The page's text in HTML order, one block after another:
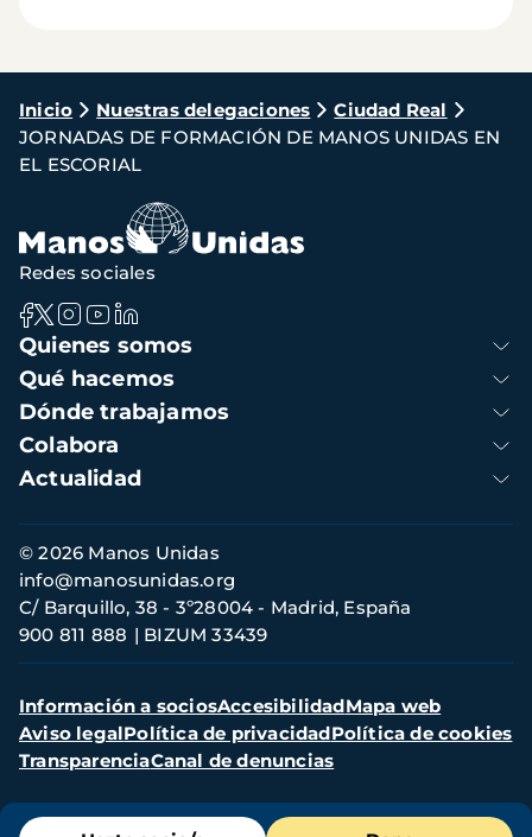
Ruta
de
navegación
Inicio Nuestras delegaciones
Ciudad Real
JORNADAS DE FORMACIÓN DE MANOS UNIDAS EN
EL ESCORIAL
Menú
Navegación
principal
Quienes somos
Qué hacemos
Dónde trabajamos
Colabora
Actualidad
Redes sociales
Información
de
contacto
© 2026 Manos Unidas
C/ Barquillo, 38 - 3º28004 - Madrid, España
900 811 888
BIZUM 33439
info@manosunidas.org
Menú
secundario
Información a sociosAccesibilidadMapa web
Aviso legalPolítica de privacidadPolítica de cookies
TransparenciaCanal de denuncias